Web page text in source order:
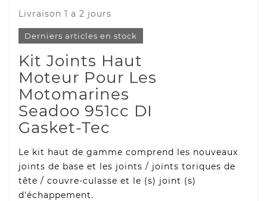
Livraison 1 a 2 jours
Derniers articles en stock
Kit Joints Haut
Moteur Pour Les
Motomarines
Seadoo 951cc DI
Gasket-Tec
Le kit haut de gamme comprend les nouveaux
joints de base et les joints / joints toriques de
tête / couvre-culasse et le (s) joint (s)
d'échappement.